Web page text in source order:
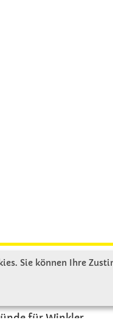
für Winkler
Sie können Ihre